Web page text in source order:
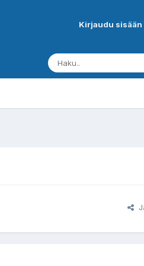
Kirjaudu sisään